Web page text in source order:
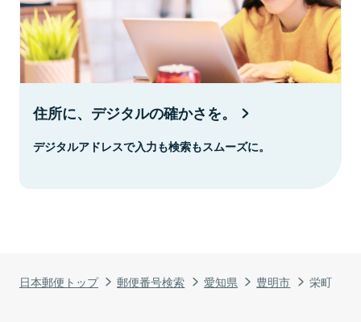
日本郵便トップ 郵便番号検索 愛知県 豊明市 栄町
住所に、デジタルの確かさを。
デジタルアドレスで入力も検索もスムーズに。